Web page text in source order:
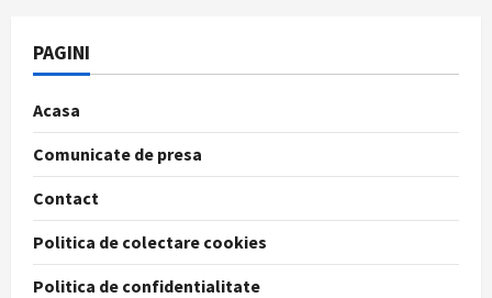
PAGINI
Acasa
Comunicate de presa
Contact
Politica de colectare cookies
Politica de confidentialitate